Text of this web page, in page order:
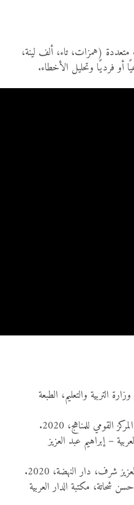
(همزات، تاء، ألف لينة،
أو فرديًا وتحليل الأخطاء.
التربية والتعليم، الطبعة
القومي للمناهج، 2020.
– إبراهيم عبد العزيز
شرف، دار النهضة، 2020.
شحاتة، مكتبة الدار العربية